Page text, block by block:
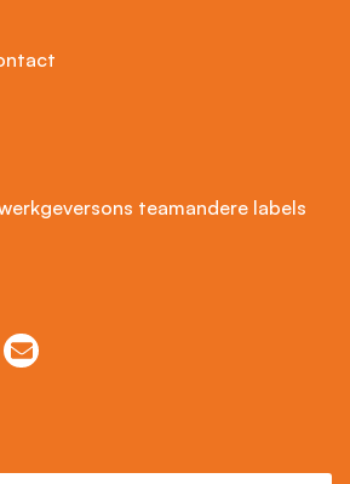
ons teamandere labels